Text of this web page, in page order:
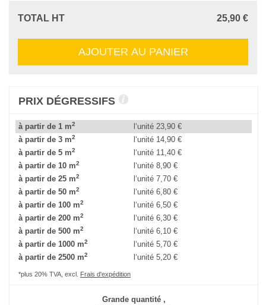
TOTAL HT 25,90 €
AJOUTER AU PANIER
PRIX DÉGRESSIFS
à partir de 1 m2 l‘unité23,90 €
à partir de 3 m2 l‘unité 14,90 €
à partir de 5 m2 l‘unité 11,40 €
à partir de 10 m2 l‘unité8,90 €
à partir de 25 m2 l‘unité7,70 €
à partir de 50 m2 l‘unité6,80 €
à partir de 100 m2 l‘unité6,50 €
à partir de 200 m2 l‘unité6,30 €
à partir de 500 m2 l‘unité6,10 €
à partir de 1000 m2 l‘unité5,70 €
à partir de 2500 m2 l‘unité5,20 €
*plus 20% TVA, excl. Frais d'expédition
Grande quantité ,